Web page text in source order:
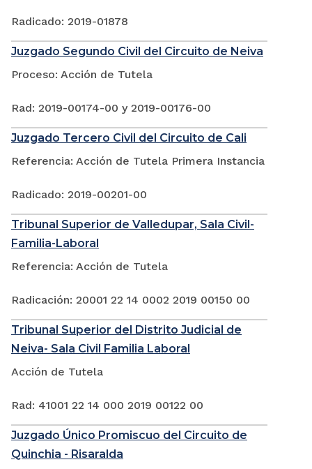
Radicado: 2019-01878
Juzgado Segundo Civil del Circuito de Neiva
Proceso: Acción de Tutela
Rad: 2019-00174-00 y 2019-00176-00
Juzgado Tercero Civil del Circuito de Cali
Referencia: Acción de Tutela Primera Instancia
Radicado: 2019-00201-00
Tribunal Superior de Valledupar, Sala Civil-
Familia-Laboral
Referencia: Acción de Tutela
Radicación: 20001 22 14 0002 2019 00150 00
Tribunal Superior del Distrito Judicial de
Neiva- Sala Civil Familia Laboral
Acción de Tutela
Rad: 41001 22 14 000 2019 00122 00
Juzgado Único Promiscuo del Circuito de
Quinchia - Risaralda